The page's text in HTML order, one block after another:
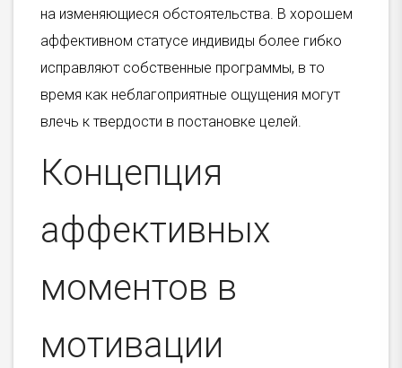
на изменяющиеся обстоятельства. В хорошем
аффективном статусе индивиды более гибко
исправляют собственные программы, в то
время как неблагоприятные ощущения могут
влечь к твердости в постановке целей.
Концепция
аффективных
моментов в
мотивации